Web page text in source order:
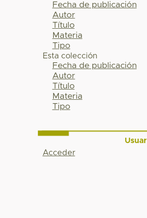
Fecha de publicación
Autor
Título
Materia
Tipo
Esta colección
Fecha de publicación
Autor
Título
Materia
Tipo
Acceder